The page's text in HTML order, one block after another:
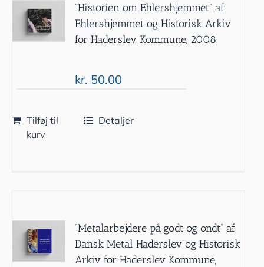
”Historien om Ehlershjemmet” af
Ehlershjemmet og Historisk Arkiv
for Haderslev Kommune, 2008
kr. 50.00
Tilføj til
kurv
Detaljer
”Metalarbejdere på godt og ondt” af
Dansk Metal Haderslev og Historisk
Arkiv for Haderslev Kommune,